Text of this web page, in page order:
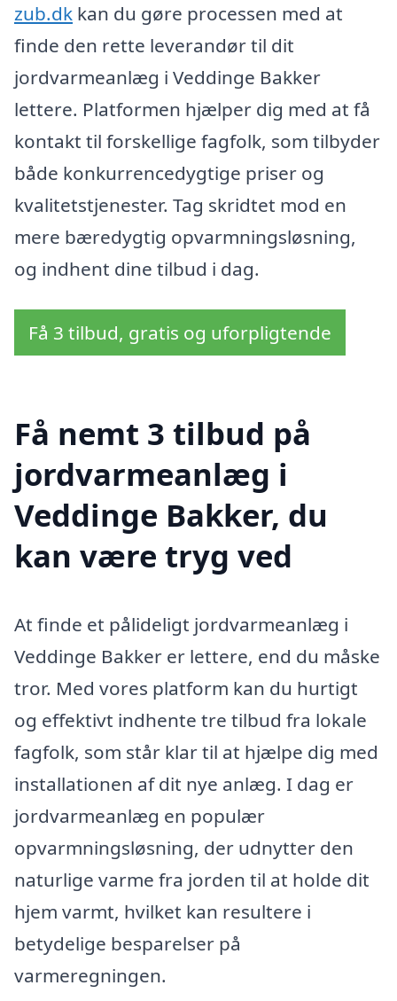
zub.dk kan du gøre processen med at
finde den rette leverandør til dit
jordvarmeanlæg i Veddinge Bakker
lettere. Platformen hjælper dig med at få
kontakt til forskellige fagfolk, som tilbyder
både konkurrencedygtige priser og
kvalitetstjenester. Tag skridtet mod en
mere bæredygtig opvarmningsløsning,
og indhent dine tilbud i dag.
Få 3 tilbud, gratis og uforpligtende
Få nemt 3 tilbud på
jordvarmeanlæg i
Veddinge Bakker, du
kan være tryg ved
At finde et pålideligt jordvarmeanlæg i
Veddinge Bakker er lettere, end du måske
tror. Med vores platform kan du hurtigt
og effektivt indhente tre tilbud fra lokale
fagfolk, som står klar til at hjælpe dig med
installationen af dit nye anlæg. I dag er
jordvarmeanlæg en populær
opvarmningsløsning, der udnytter den
naturlige varme fra jorden til at holde dit
hjem varmt, hvilket kan resultere i
betydelige besparelser på
varmeregningen.